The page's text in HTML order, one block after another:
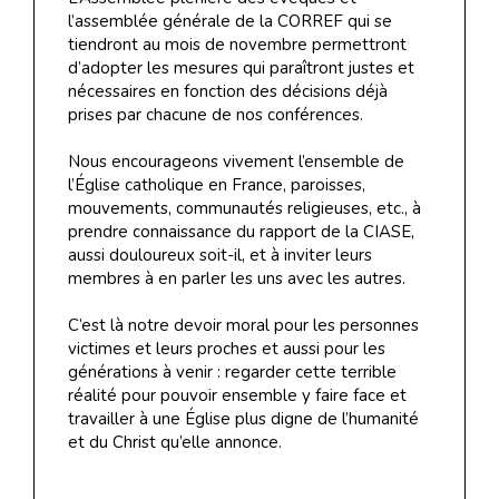
l’assemblée générale de la CORREF qui se
tiendront au mois de novembre permettront
d’adopter les mesures qui paraîtront justes et
nécessaires en fonction des décisions déjà
prises par chacune de nos conférences.
Nous encourageons vivement l’ensemble de
l’Église catholique en France, paroisses,
mouvements, communautés religieuses, etc., à
prendre connaissance du rapport de la CIASE,
aussi douloureux soit-il, et à inviter leurs
membres à en parler les uns avec les autres.
C’est là notre devoir moral pour les personnes
victimes et leurs proches et aussi pour les
générations à venir : regarder cette terrible
réalité pour pouvoir ensemble y faire face et
travailler à une Église plus digne de l’humanité
et du Christ qu’elle annonce.